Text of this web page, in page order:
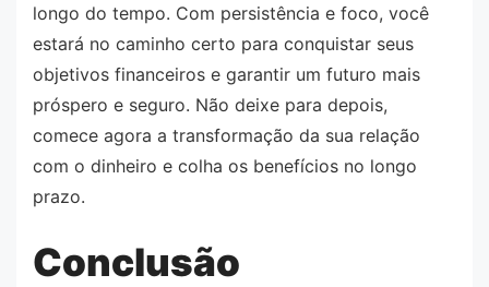
longo do tempo. Com persistência e foco, você
estará no caminho certo para conquistar seus
objetivos financeiros e garantir um futuro mais
próspero e seguro. Não deixe para depois,
comece agora a transformação da sua relação
com o dinheiro e colha os benefícios no longo
prazo.
Conclusão